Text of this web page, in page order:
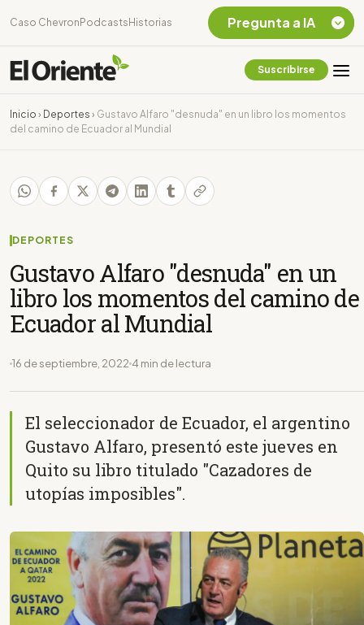
Caso Chevron Podcasts Historias
Suscribirse
Inicio › Deportes › Gustavo Alfaro "desnuda" en un libro los momentos
del camino de Ecuador al Mundial
DEPORTES
Gustavo Alfaro "desnuda" en un
libro los momentos del camino de
Ecuador al Mundial
16 de septiembre, 2022 4 min de lectura
El seleccionador de Ecuador, el argentino
Gustavo Alfaro, presentó este jueves en
Quito su libro titulado "Cazadores de
utopías imposibles".
Pregunta a IA
Chevron Ecuador